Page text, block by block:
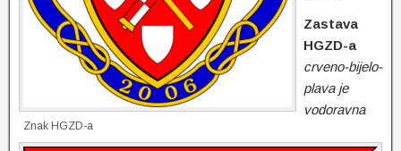
Znak HGZD-a
Zastava
HGZD-a
crveno-bijelo-
plava je
vodoravna